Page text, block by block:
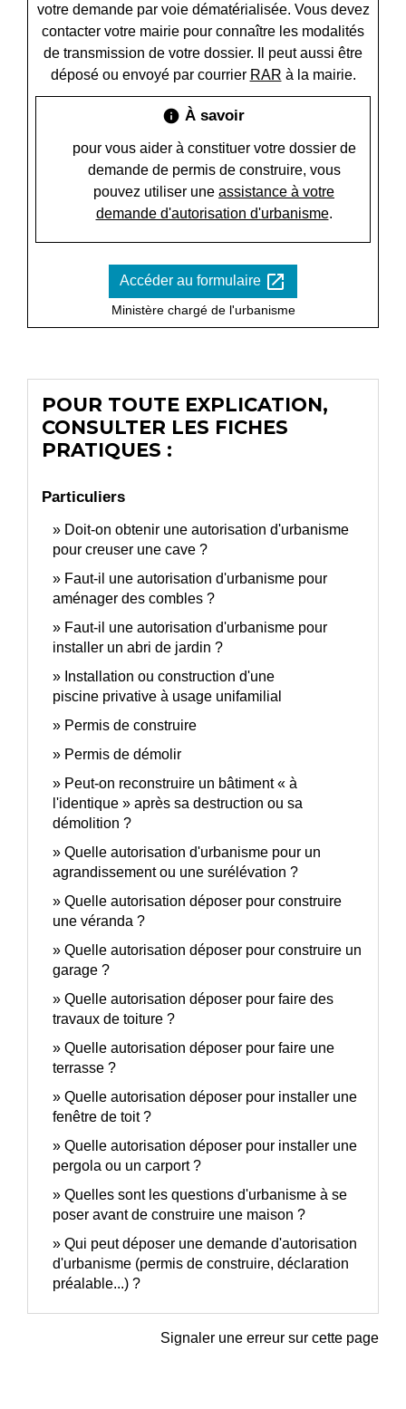
votre demande par voie dématérialisée. Vous devez
contacter votre mairie pour connaître les modalités
de transmission de votre dossier. Il peut aussi être
déposé ou envoyé par courrier RAR à la mairie.
info À savoir
pour vous aider à constituer votre dossier de
demande de permis de construire, vous
pouvez utiliser une assistance à votre
demande d'autorisation d'urbanisme.
Accéder au formulaire open_in_new
Ministère chargé de l'urbanisme
POUR TOUTE EXPLICATION,
CONSULTER LES FICHES
PRATIQUES :
Particuliers
Doit-on obtenir une autorisation d'urbanisme
pour creuser une cave ?
Faut-il une autorisation d'urbanisme pour
aménager des combles ?
Faut-il une autorisation d'urbanisme pour
installer un abri de jardin ?
Installation ou construction d'une
piscine privative à usage unifamilial
Permis de construire
Permis de démolir
Peut-on reconstruire un bâtiment « à
l'identique » après sa destruction ou sa
démolition ?
Quelle autorisation d'urbanisme pour un
agrandissement ou une surélévation ?
Quelle autorisation déposer pour construire
une véranda ?
Quelle autorisation déposer pour construire un
garage ?
Quelle autorisation déposer pour faire des
travaux de toiture ?
Quelle autorisation déposer pour faire une
terrasse ?
Quelle autorisation déposer pour installer une
fenêtre de toit ?
Quelle autorisation déposer pour installer une
pergola ou un carport ?
Quelles sont les questions d'urbanisme à se
poser avant de construire une maison ?
Qui peut déposer une demande d'autorisation
d'urbanisme (permis de construire, déclaration
préalable...) ?
Signaler une erreur sur cette page